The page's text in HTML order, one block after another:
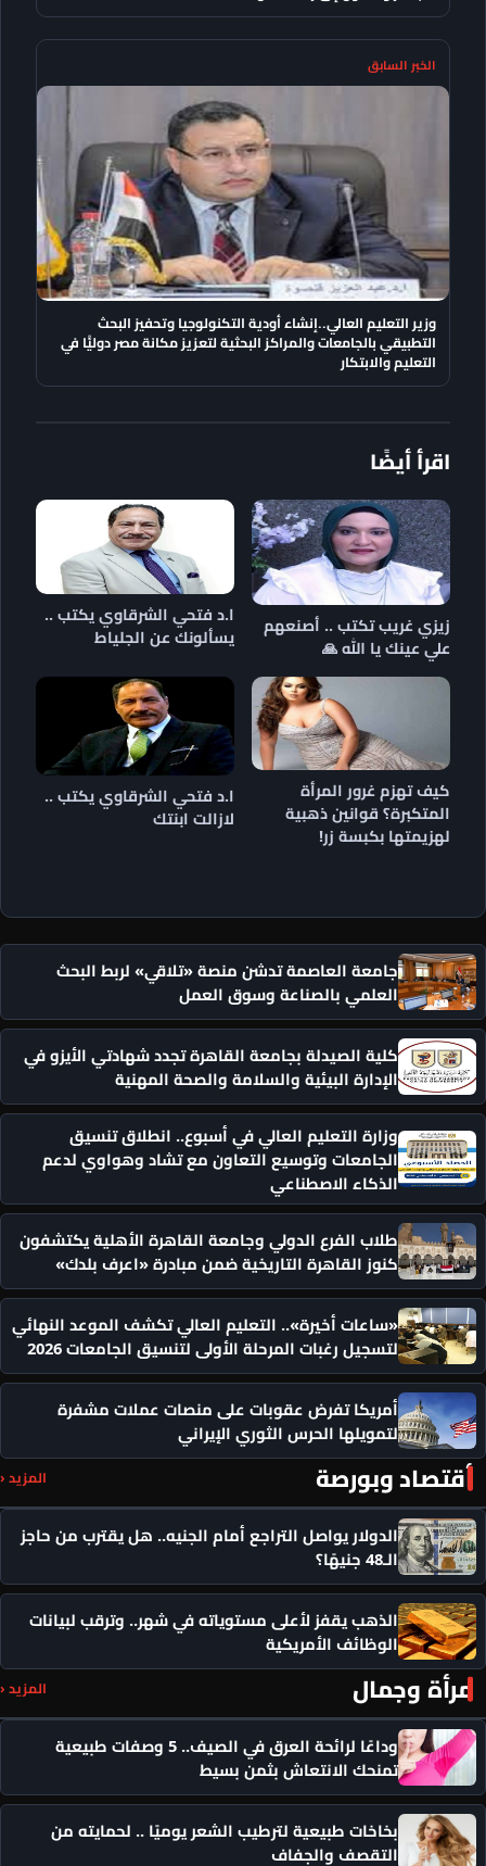
الخبر السابق
وزير التعليم العالي..إنشاء أودية التكنولوجيا وتحفيز البحث
التطبيقي بالجامعات والمراكز البحثية لتعزيز مكانة مصر دوليًّا في
التعليم والابتكار
اقرأ أيضًا
زيزي غريب تكتب .. أصنعهم
علي عينك يا الله 🙏
ا.د فتحي الشرقاوي يكتب ..
يسألونك عن الجلياط
كيف تهزم غرور المرأة
المتكبرة؟ قوانين ذهبية
لهزيمتها بكبسة زر!
ا.د فتحي الشرقاوي يكتب ..
لازالت ابنتك
جامعة العاصمة تدشن منصة «تلاقي» لربط البحث
العلمي بالصناعة وسوق العمل
كلية الصيدلة بجامعة القاهرة تجدد شهادتي الأيزو في
الإدارة البيئية والسلامة والصحة المهنية
وزارة التعليم العالي في أسبوع.. انطلاق تنسيق
الجامعات وتوسيع التعاون مع تشاد وهواوي لدعم
الذكاء الاصطناعي
طلاب الفرع الدولي وجامعة القاهرة الأهلية يكتشفون
كنوز القاهرة التاريخية ضمن مبادرة «اعرف بلدك»
«ساعات أخيرة».. التعليم العالي تكشف الموعد النهائي
لتسجيل رغبات المرحلة الأولى لتنسيق الجامعات 2026
أمريكا تفرض عقوبات على منصات عملات مشفرة
لتمويلها الحرس الثوري الإيراني
أقتصاد وبورصة المزيد ‹
الدولار يواصل التراجع أمام الجنيه.. هل يقترب من حاجز
الـ48 جنيهًا؟
الذهب يقفز لأعلى مستوياته في شهر.. وترقب لبيانات
الوظائف الأمريكية
مرأة وجمال المزيد ‹
وداعًا لرائحة العرق في الصيف.. 5 وصفات طبيعية
تمنحك الانتعاش بثمن بسيط
بخاخات طبيعية لترطيب الشعر يوميًا .. لحمايته من
التقصف والجفاف